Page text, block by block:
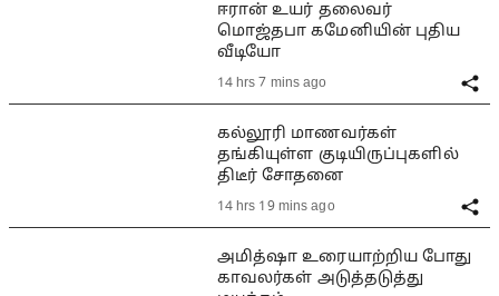
ஈரான் உயர் தலைவர்
மொஜ்தபா கமேனியின் புதிய
வீடியோ
14 hrs 7 mins ago
கல்லூரி மாணவர்கள்
தங்கியுள்ள குடியிருப்புகளில்
திடீர் சோதனை
14 hrs 19 mins ago
அமித்ஷா உரையாற்றிய போது
காவலர்கள் அடுத்தடுத்து